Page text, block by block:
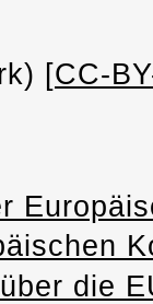
[CC-
die